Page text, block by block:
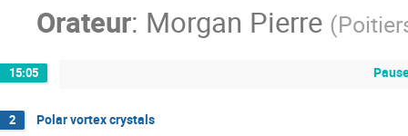
Orateur: Morgan Pierre (
15:05
2 Polar vortex crystals